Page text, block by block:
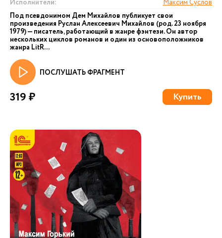
Исполнители:
Максим Суслов
Под псевдонимом Дем Михайлов публикует свои
произведения Руслан Алексеевич Михайлов (род. 23 ноября
1979) — писатель, работающий в жанре фэнтези. Он автор
нескольких циклов романов и один из основоположников
жанра LitR...
ПОСЛУШАТЬ ФРАГМЕНТ
319 ₽ Купить